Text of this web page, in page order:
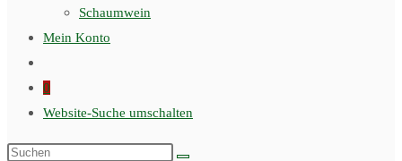
Schaumwein
Mein Konto
0
Website-Suche umschalten